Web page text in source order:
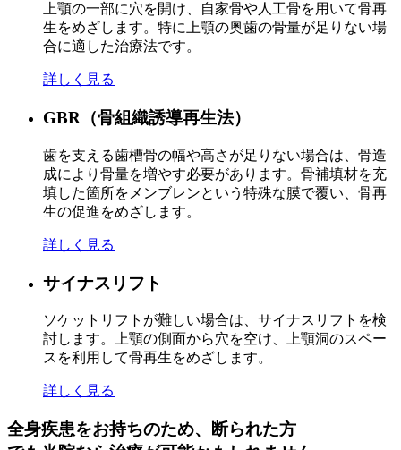
上顎の一部に穴を開け、自家骨や人工骨を用いて骨再
生をめざします。特に上顎の奥歯の骨量が足りない場
合に適した治療法です。
詳しく見る
GBR（骨組織誘導再生法）
歯を支える歯槽骨の幅や高さが足りない場合は、骨造
成により骨量を増やす必要があります。骨補填材を充
填した箇所をメンブレンという特殊な膜で覆い、骨再
生の促進をめざします。
詳しく見る
サイナスリフト
ソケットリフトが難しい場合は、サイナスリフトを検
討します。上顎の側面から穴を空け、上顎洞のスペー
スを利用して骨再生をめざします。
詳しく見る
全身疾患をお持ちのため、断られた方